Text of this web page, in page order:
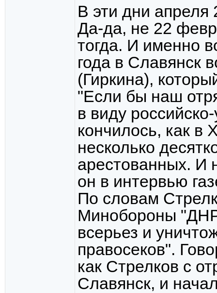
В эти дни апреля
Да-да, не 22
тогда. И именно
года в Славянск
(Гиркина),
"Если бы наш
в виду
кончилось, как в
несколько
арестованных. И
он в интервью
По словам
Минобороны
всерьез и
правосеков".
как Стрелков с
Славянск, и